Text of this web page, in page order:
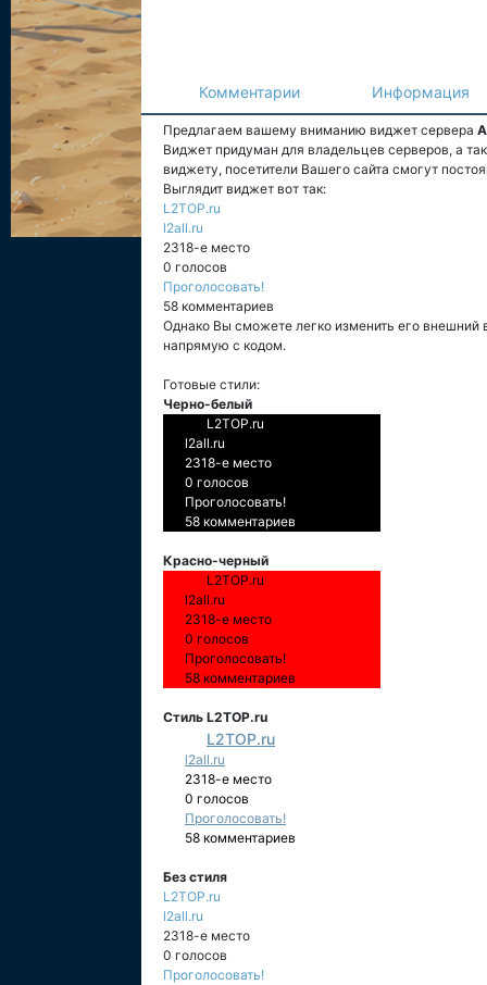
Комментарии Информация
Предлагаем вашему вниманию виджет сервера
Виджет придуман для владельцев серверов, а
виджету, посетители Вашего сайта смогут
Выглядит виджет вот так:
L2TOP.ru
l2all.ru
2318-е место
0 голосов
Проголосовать!
58 комментариев
Однако Вы сможете легко изменить его
напрямую с кодом.
Готовые стили:
Черно-белый
L2TOP.ru
l2all.ru
2318-е место
0 голосов
Проголосовать!
58 комментариев
Красно-черный
L2TOP.ru
l2all.ru
2318-е место
0 голосов
Проголосовать!
58 комментариев
Стиль L2TOP.ru
L2TOP.ru
l2all.ru
2318-е место
0 голосов
Проголосовать!
58 комментариев
Без стиля
L2TOP.ru
l2all.ru
2318-е место
0 голосов
Проголосовать!